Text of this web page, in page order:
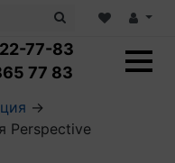
77-83
77 83
→
Perspective